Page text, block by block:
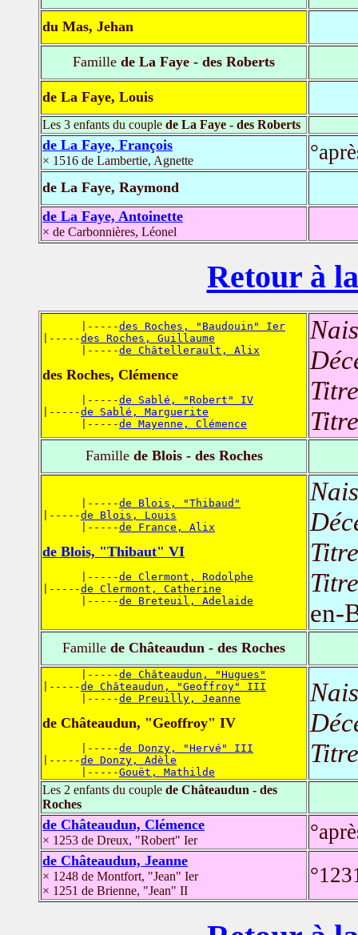
du Mas, Jehan
Famille de La Faye - des Roberts
de La Faye, Louis
Les 3 enfants du couple de La Faye - des Roberts
de La Faye, François
× 1516 de Lambertie, Agnette
de La Faye, Raymond
de La Faye, Antoinette
× de Carbonnières, Léonel
Retour à
      |-----
des Roches, "Baudouin" Ier
|-----des Roches, Guillaume
      |-----
de Châtellerault, Alix
des Roches, Clémence
      |-----
de Sablé, "Robert" IV
|-----de Sablé, Marguerite
      |-----
de Mayenne, Clémence
Famillede Blois - des Roches
      |-----
de Blois, "Thibaud"
|-----de Blois, Louis
      |-----
de France, Alix
de Blois, "Thibaut" VI
      |-----
de Clermont, Rodolphe
|-----de Clermont, Catherine
      |-----
de Breteuil, Adelaide
en-
Famille de Châteaudun - des Roches
      |-----
de Châteaudun, "Hugues"
|-----de Châteaudun, "Geoffroy" III
      |-----
de Preuilly, Jeanne
de Châteaudun, "Geoffroy" IV
      |-----
de Donzy, "Hervé" III
|-----de Donzy, Adèle
      |-----
Gouët, Mathilde
Les 2 enfants du couple de Châteaudun - des
Roches
de Châteaudun, Clémence
× 1253 de Dreux, "Robert" Ier
de Châteaudun, Jeanne
× 1248 de Montfort, "Jean" Ier
× 1251 de Brienne, "Jean" II